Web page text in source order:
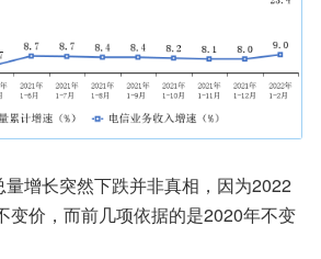
量增长突然下跌并非真相，因为2022
变价，而前几项依据的是2020年不变